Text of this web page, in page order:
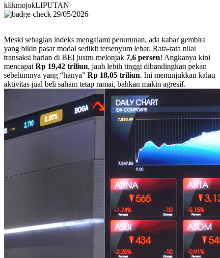
klikmojokLIPUTAN
29/05/2026
Meski sebagian indeks mengalami penurunan, ada kabar gembira
yang bikin pasar modal sedikit tersenyum lebar. Rata-rata nilai
transaksi harian di BEI justru melonjak 7,6 persen! Angkanya kini
mencapai Rp 19,42 triliun, jauh lebih tinggi dibandingkan pekan
sebelumnya yang “hanya” Rp 18,05 triliun. Ini menunjukkan kalau
aktivitas jual beli saham tetap ramai, bahkan makin agresif.